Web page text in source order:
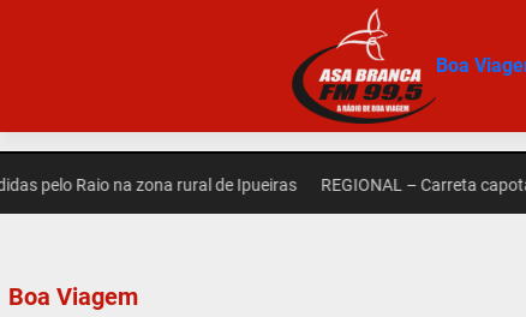
Boa
Raio na zona rural de Ipueiras REGIONAL – Carreta capota na
Boa Viagem